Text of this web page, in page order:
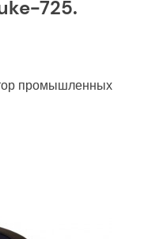
725.
промышленных